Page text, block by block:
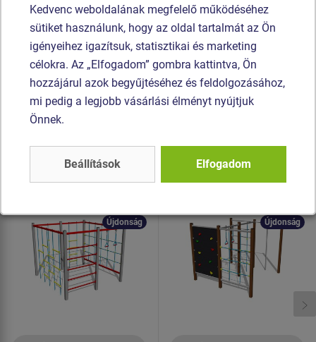
A mászóháló, nyújtó háló, mászókötél és kötéllétra
HERKULES anyagból (16 mm-es polipropilén kötél belső
acélmaggal) készül és műanyag kapcsokkal van
összekötve. Az összekötőelemek horganyzottak vagy
rozsdamentes acélból készülnek.
Termék - SSE-8612K-20
Mászó összeállítás -
Újdonság
Termék - SSE-8606K-20
Mászó összeállítás -
Újdonság
Kedvenc weboldalának megfelelő működéséhez
sütiket használunk, hogy az oldal tartalmát az Ön
igényeihez igazítsuk, statisztikai és marketing
célokra. Az „Elfogadom” gombra kattintva, Ön
hozzájárul azok begyűjtéséhez és feldolgozásához,
mi pedig a legjobb vásárlási élményt nyújtjuk
Önnek.
Beállítások Elfogadom